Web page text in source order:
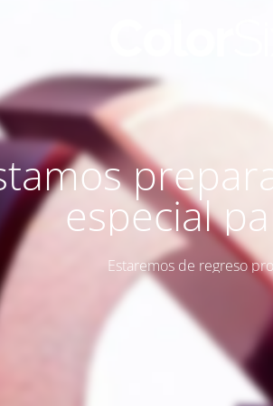
especial
Estaremos de regreso